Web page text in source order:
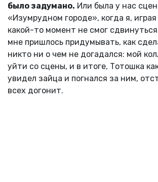
было задумано. Или была у нас
«Изумрудном городе», когда я,
какой-то момент не смог
мне пришлось придумывать, как
никто ни о чем не догадался: мой
уйти со сцены, и в итоге, Тотошка
увидел зайца и погнался за ним,
всех догонит.